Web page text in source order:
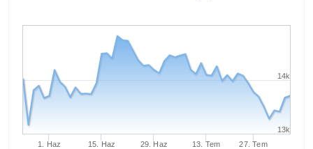
1. Haz 15. Haz 29. Haz 13. Tem 27. Tem
13k
14k